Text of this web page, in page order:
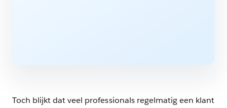
Toch blijkt dat veel professionals regelmatig een klant